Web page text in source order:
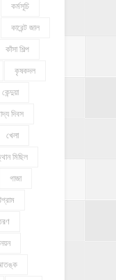
কর্মসূচি
কারেন্ট জাল
কাঁসা শিল্প
কৃষকদল
কেন্দুয়া
দিবস
খেলা
মিছিল
গাজা